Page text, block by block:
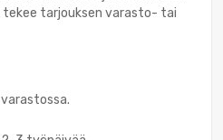
tarjouksen varasto- tai